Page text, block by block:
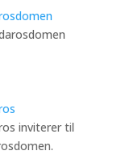
inviterer til